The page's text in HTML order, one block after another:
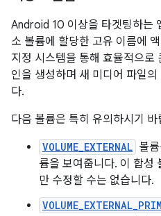
Android 10 이상을 타겟팅하는
소 볼륨에 할당한 고유 이름에
지정 시스템을 통해 효율적으로
인을 생성하며 새 미디어 파일
다.
다음 볼륨은 특히 유의하시기 바
VOLUME_EXTERNAL 볼
륨을 보여줍니다. 이 합성
만 수정할 수는 없습니다.